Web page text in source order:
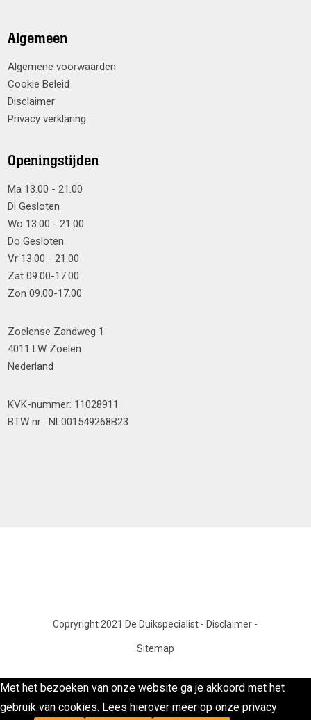
Algemeen
Algemene voorwaarden
Cookie Beleid
Disclaimer
Privacy verklaring
Openingstijden
Ma 13.00 - 21.00
Di Gesloten
Wo 13.00 - 21.00
Do Gesloten
Vr 13.00 - 21.00
Zat 09.00-17.00
Zon 09.00-17.00
Zoelense Zandweg 1
4011 LW Zoelen
Nederland
KVK-nummer: 11028911
BTW nr : NL001549268B23
Copryright 2021 De Duikspecialist - Disclaimer -
Sitemap
Met het bezoeken van onze website ga je akkoord met het
gebruik van cookies. Lees hierover meer op onze privacy